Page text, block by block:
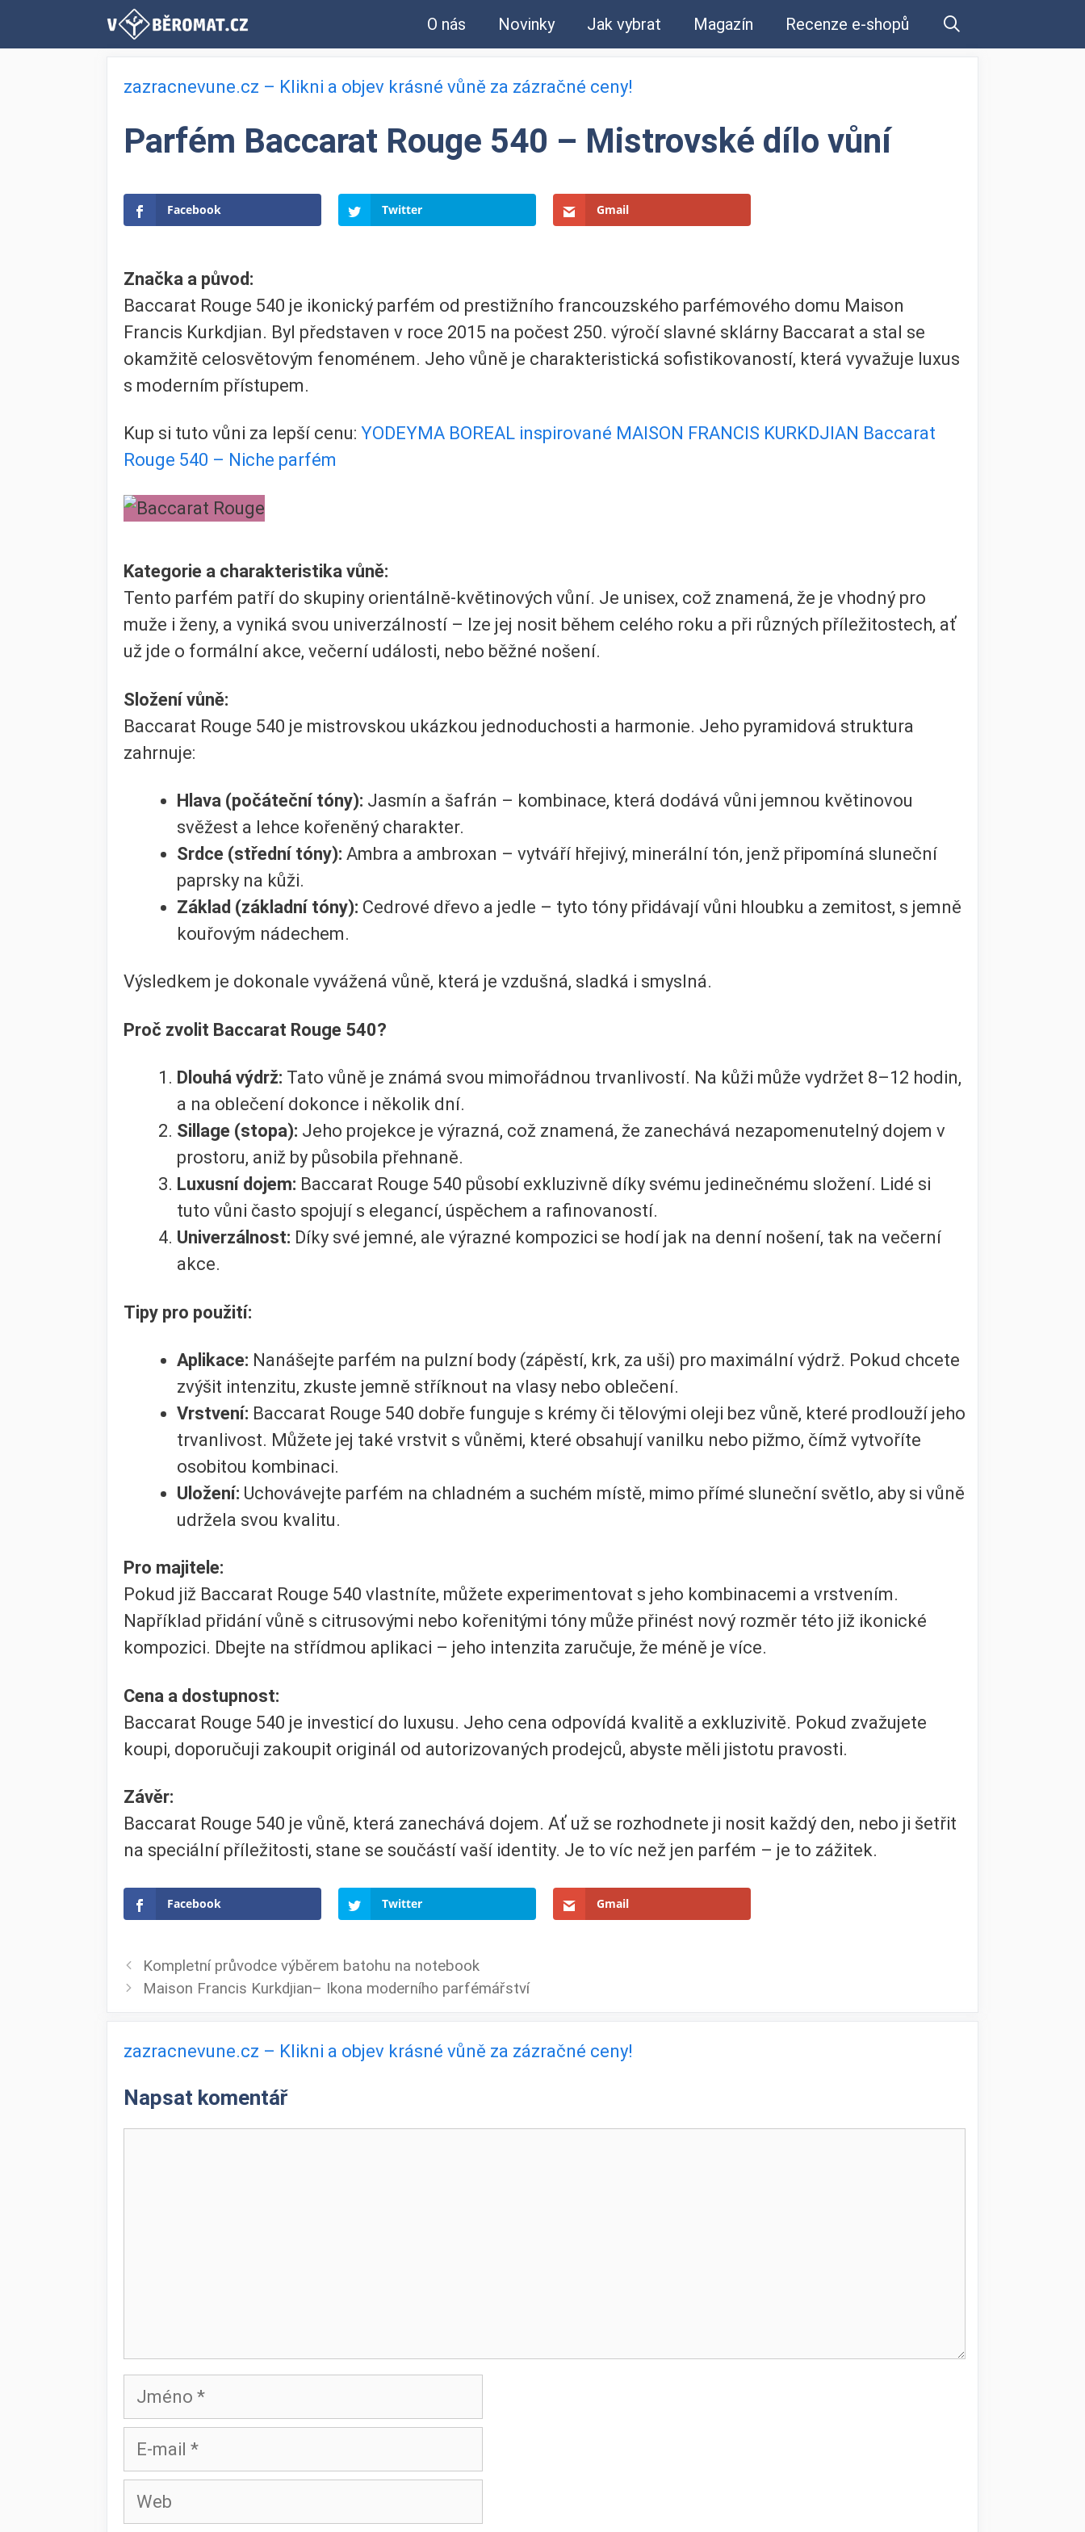
O nás Novinky Jak vybrat Magazín Recenze e-shopů
zazracnevune.cz – Klikni a objev krásné vůně za zázračné ceny!
Parfém Baccarat Rouge 540 – Mistrovské dílo vůní
Facebook Twitter Gmail
Značka a původ:
Baccarat Rouge 540 je ikonický parfém od prestižního francouzského parfémového domu Maison
Francis Kurkdjian. Byl představen v roce 2015 na počest 250. výročí slavné sklárny Baccarat a stal se
okamžitě celosvětovým fenoménem. Jeho vůně je charakteristická sofistikovaností, která vyvažuje luxus
s moderním přístupem.
Kup si tuto vůni za lepší cenu: YODEYMA BOREAL inspirované MAISON FRANCIS KURKDJIAN Baccarat
Rouge 540 – Niche parfém
Kategorie a charakteristika vůně:
Tento parfém patří do skupiny orientálně-květinových vůní. Je unisex, což znamená, že je vhodný pro
muže i ženy, a vyniká svou univerzálností – lze jej nosit během celého roku a při různých příležitostech, ať
už jde o formální akce, večerní události, nebo běžné nošení.
Složení vůně:
Baccarat Rouge 540 je mistrovskou ukázkou jednoduchosti a harmonie. Jeho pyramidová struktura
zahrnuje:
Hlava (počáteční tóny): Jasmín a šafrán – kombinace, která dodává vůni jemnou květinovou
svěžest a lehce kořeněný charakter.
Srdce (střední tóny): Ambra a ambroxan – vytváří hřejivý, minerální tón, jenž připomíná sluneční
paprsky na kůži.
Základ (základní tóny): Cedrové dřevo a jedle – tyto tóny přidávají vůni hloubku a zemitost, s jemně
kouřovým nádechem.
Výsledkem je dokonale vyvážená vůně, která je vzdušná, sladká i smyslná.
Proč zvolit Baccarat Rouge 540?
Dlouhá výdrž: Tato vůně je známá svou mimořádnou trvanlivostí. Na kůži může vydržet 8–12 hodin,
a na oblečení dokonce i několik dní.
Sillage (stopa): Jeho projekce je výrazná, což znamená, že zanechává nezapomenutelný dojem v
prostoru, aniž by působila přehnaně.
Luxusní dojem: Baccarat Rouge 540 působí exkluzivně díky svému jedinečnému složení. Lidé si
tuto vůni často spojují s elegancí, úspěchem a rafinovaností.
Univerzálnost: Díky své jemné, ale výrazné kompozici se hodí jak na denní nošení, tak na večerní
akce.
Tipy pro použití:
Aplikace: Nanášejte parfém na pulzní body (zápěstí, krk, za uši) pro maximální výdrž. Pokud chcete
zvýšit intenzitu, zkuste jemně stříknout na vlasy nebo oblečení.
Vrstvení: Baccarat Rouge 540 dobře funguje s krémy či tělovými oleji bez vůně, které prodlouží jeho
trvanlivost. Můžete jej také vrstvit s vůněmi, které obsahují vanilku nebo pižmo, čímž vytvoříte
osobitou kombinaci.
Uložení: Uchovávejte parfém na chladném a suchém místě, mimo přímé sluneční světlo, aby si vůně
udržela svou kvalitu.
Pro majitele:
Pokud již Baccarat Rouge 540 vlastníte, můžete experimentovat s jeho kombinacemi a vrstvením.
Například přidání vůně s citrusovými nebo kořenitými tóny může přinést nový rozměr této již ikonické
kompozici. Dbejte na střídmou aplikaci – jeho intenzita zaručuje, že méně je více.
Cena a dostupnost:
Baccarat Rouge 540 je investicí do luxusu. Jeho cena odpovídá kvalitě a exkluzivitě. Pokud zvažujete
koupi, doporučuji zakoupit originál od autorizovaných prodejců, abyste měli jistotu pravosti.
Závěr:
Baccarat Rouge 540 je vůně, která zanechává dojem. Ať už se rozhodnete ji nosit každý den, nebo ji šetřit
na speciální příležitosti, stane se součástí vaší identity. Je to víc než jen parfém – je to zážitek.
Facebook Twitter Gmail
Kompletní průvodce výběrem batohu na notebook
Maison Francis Kurkdjian– Ikona moderního parfémářství
zazracnevune.cz – Klikni a objev krásné vůně za zázračné ceny!
Napsat komentář
Jméno
E-
mail
Web